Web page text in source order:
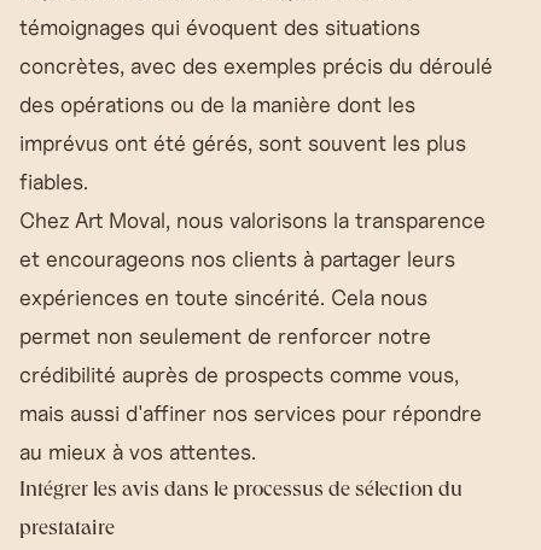
témoignages qui évoquent des situations
concrètes, avec des exemples précis du déroulé
des opérations ou de la manière dont les
imprévus ont été gérés, sont souvent les plus
fiables.
Chez Art Moval, nous valorisons la transparence
et encourageons nos clients à partager leurs
expériences en toute sincérité. Cela nous
permet non seulement de renforcer notre
crédibilité auprès de prospects comme vous,
mais aussi d'affiner nos services pour répondre
au mieux à vos attentes.
Intégrer les avis dans le processus de sélection du
prestataire